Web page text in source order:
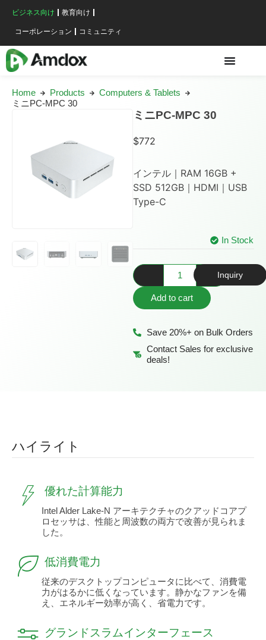
ビジネス向け 教育向け
コーポレーション コミュニティ
Home Products
Computers & Tablets
ミニPC-MPC 30
ミニPC-MPC 30
$772
インテル｜RAM 16GB +
SSD 512GB｜HDMI｜USB
Type-C
In Stock
Add to cart
Inquiry
Save 20%+ on Bulk Orders
Contact Sales for exclusive
deals!
ハイライト
優れた計算能力
Intel Alder Lake-N アーキテクチャのクアッドコアプ
ロセッサは、性能と周波数の両方で改善が見られま
した。
低消費電力
従来のデスクトップコンピュータに比べて、消費電
力がはるかに低くなっています。静かなファンを備
え、エネルギー効率が高く、省電力です。
グランドスラムインターフェース